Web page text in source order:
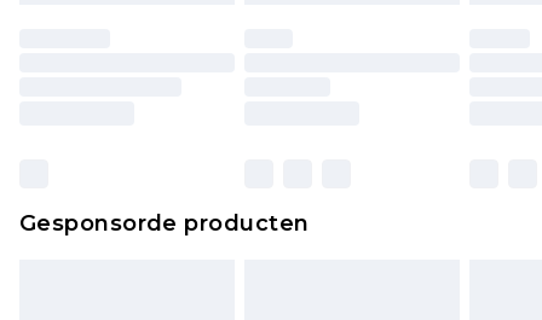
bekijken.
Gesponsorde producten